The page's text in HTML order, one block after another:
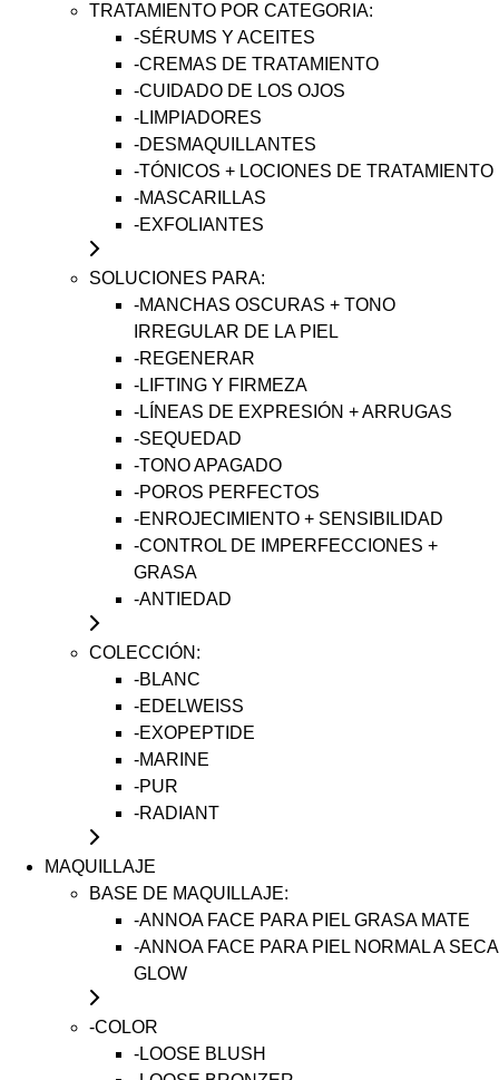
TRATAMIENTO POR CATEGORIA:
-SÉRUMS Y ACEITES
-CREMAS DE TRATAMIENTO
-CUIDADO DE LOS OJOS
-LIMPIADORES
-DESMAQUILLANTES
-TÓNICOS + LOCIONES DE TRATAMIENTO
-MASCARILLAS
-EXFOLIANTES
SOLUCIONES PARA:
-MANCHAS OSCURAS + TONO
IRREGULAR DE LA PIEL
-REGENERAR
-LIFTING Y FIRMEZA
-LÍNEAS DE EXPRESIÓN + ARRUGAS
-SEQUEDAD
-TONO APAGADO
-POROS PERFECTOS
-ENROJECIMIENTO + SENSIBILIDAD
-CONTROL DE IMPERFECCIONES +
GRASA
-ANTIEDAD
COLECCIÓN:
-BLANC
-EDELWEISS
-EXOPEPTIDE
-MARINE
-PUR
-RADIANT
MAQUILLAJE
BASE DE MAQUILLAJE:
-ANNOA FACE PARA PIEL GRASA MATE
-ANNOA FACE PARA PIEL NORMAL A SECA
GLOW
-COLOR
-LOOSE BLUSH